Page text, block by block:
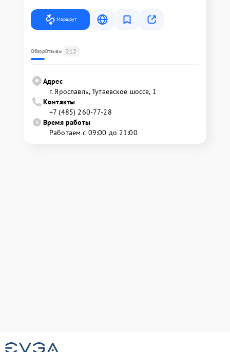
Маршрут
ОбзорОтзывы 212
Адрес
г. Ярославль, Тутаевское шоссе, 1
Контакты
+7 (485) 260-77-28
Время работы
Работаем с 09:00 до 21:00